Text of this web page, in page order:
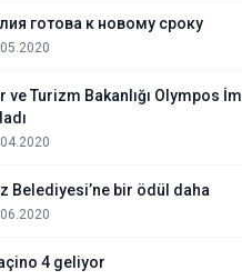
готова к новому сроку
ve Turizm Bakanlığı Olympos
Belediyesi’ne bir ödül daha
4 geliyor